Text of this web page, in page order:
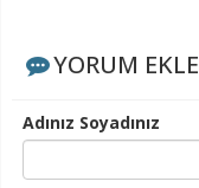
YORUM EKLE
Adınız Soyadınız